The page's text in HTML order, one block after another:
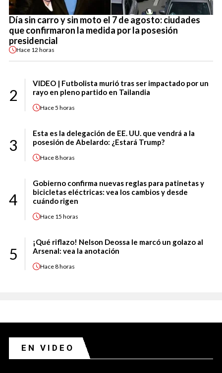
Día sin carro y sin moto el 7 de agosto: ciudades
que confirmaron la medida por la posesión
presidencial
Hace 12 horas
2
VIDEO | Futbolista murió tras ser impactado por un
rayo en pleno partido en Tailandia
Hace5 horas
3
Esta es la delegación de EE. UU. que vendrá a la
posesión de Abelardo: ¿Estará Trump?
Hace8 horas
4
Gobierno confirma nuevas reglas para patinetas y
bicicletas eléctricas: vea los cambios y desde
cuándo rigen
Hace 15 horas
5
¡Qué riflazo! Nelson Deossa le marcó un golazo al
Arsenal: vea la anotación
Hace8 horas
EN VIDEO